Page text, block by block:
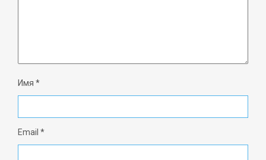
Имя *
Email *